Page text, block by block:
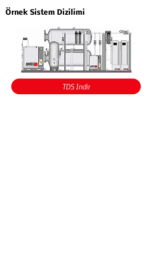
Örnek Sistem Dizilimi
TDS İndir